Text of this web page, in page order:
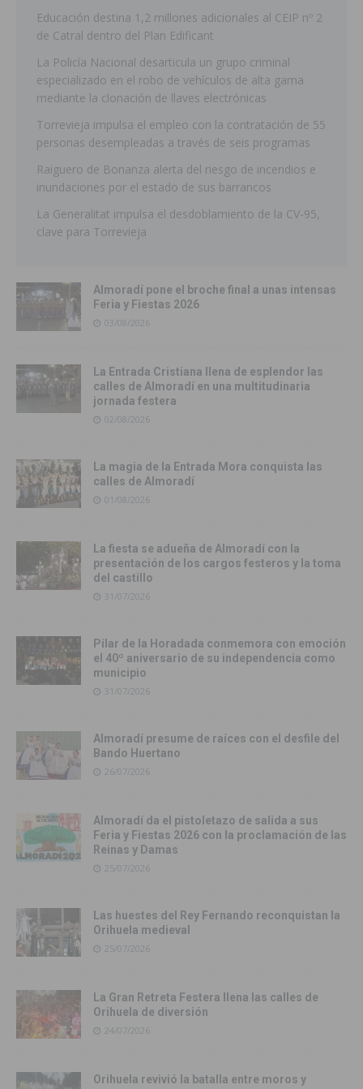
Educación destina 1,2 millones adicionales al CEIP nº 2
de Catral dentro del Plan Edificant
La Policía Nacional desarticula un grupo criminal
especializado en el robo de vehículos de alta gama
mediante la clonación de llaves electrónicas
Torrevieja impulsa el empleo con la contratación de 55
personas desempleadas a través de seis programas
Raiguero de Bonanza alerta del riesgo de incendios e
inundaciones por el estado de sus barrancos
La Generalitat impulsa el desdoblamiento de la CV-95,
clave para Torrevieja
Almoradí pone el broche final a unas intensas
Feria y Fiestas 2026
03/08/2026
La Entrada Cristiana llena de esplendor las
calles de Almoradí en una multitudinaria
jornada festera
02/08/2026
La magia de la Entrada Mora conquista las
calles de Almoradí
01/08/2026
La fiesta se adueña de Almoradí con la
presentación de los cargos festeros y la toma
del castillo
31/07/2026
Pilar de la Horadada conmemora con emoción
el 40º aniversario de su independencia como
municipio
31/07/2026
Almoradí presume de raíces con el desfile del
Bando Huertano
26/07/2026
Almoradí da el pistoletazo de salida a sus
Feria y Fiestas 2026 con la proclamación de las
Reinas y Damas
25/07/2026
Las huestes del Rey Fernando reconquistan la
Orihuela medieval
25/07/2026
La Gran Retreta Festera llena las calles de
Orihuela de diversión
24/07/2026
Orihuela revivió la batalla entre moros y